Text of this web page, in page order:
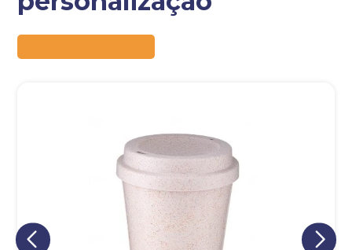
Eu concordo em receber comunicações.
A nossa empresa está comprometida a proteger e respeitar
sua privacidade, utilizaremos seus dados apenas para fins
de marketing. Você pode alterar suas preferências a
qualquer momento.